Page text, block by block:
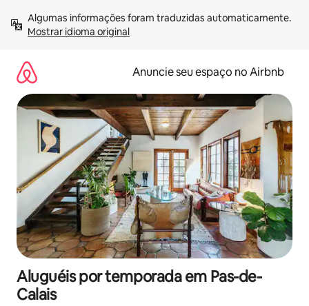
para
Mostrar idioma original
Anuncie seu espaço no Airbnb
Aluguéis por temporada em Pas-de-
Calais